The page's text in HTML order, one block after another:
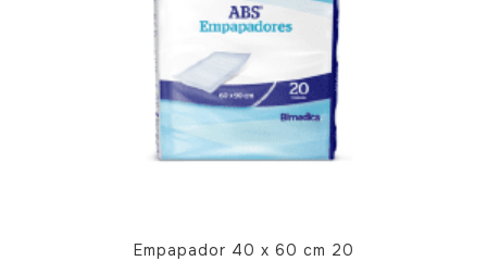
Empapador 40 x 60 cm 20